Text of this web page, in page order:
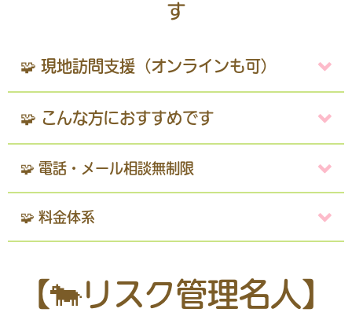
す
🧩 現地訪問支援（オンラインも可）
🧩 こんな方におすすめです
🧩 電話・メール相談無制限
🧩 料金体系
【🐄リスク管理名人】